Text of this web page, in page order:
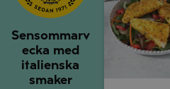
Sensommarv
ecka med
italienska
smaker